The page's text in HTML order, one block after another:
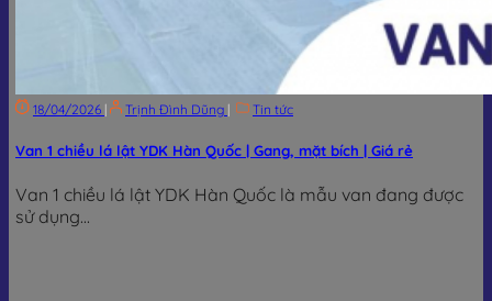
18/04/2026 | Trịnh Đình Dũng | Tin tức
Van 1 chiều lá lật YDK Hàn Quốc | Gang, mặt bích | Giá rẻ
Van 1 chiều lá lật YDK Hàn Quốc là mẫu van đang được
sử dụng...